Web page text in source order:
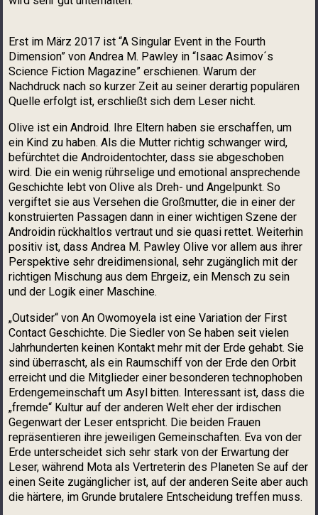
Erst im März 2017 ist “A Singular Event in the Fourth
Dimension” von Andrea M. Pawley in “Isaac Asimov´s
Science Fiction Magazine” erschienen. Warum der
Nachdruck nach so kurzer Zeit au seiner derartig populären
Quelle erfolgt ist, erschließt sich dem Leser nicht.
Olive ist ein Android. Ihre Eltern haben sie erschaffen, um
ein Kind zu haben. Als die Mutter richtig schwanger wird,
befürchtet die Androidentochter, dass sie abgeschoben
wird. Die ein wenig rührselige und emotional ansprechende
Geschichte lebt von Olive als Dreh- und Angelpunkt. So
vergiftet sie aus Versehen die Großmutter, die in einer der
konstruierten Passagen dann in einer wichtigen Szene der
Androidin rückhaltlos vertraut und sie quasi rettet. Weiterhin
positiv ist, dass Andrea M. Pawley Olive vor allem aus ihrer
Perspektive sehr dreidimensional, sehr zugänglich mit der
richtigen Mischung aus dem Ehrgeiz, ein Mensch zu sein
und der Logik einer Maschine.
„Outsider“ von An Owomoyela ist eine Variation der First
Contact Geschichte. Die Siedler von Se haben seit vielen
Jahrhunderten keinen Kontakt mehr mit der Erde gehabt. Sie
sind überrascht, als ein Raumschiff von der Erde den Orbit
erreicht und die Mitglieder einer besonderen technophoben
Erdengemeinschaft um Asyl bitten. Interessant ist, dass die
„fremde“ Kultur auf der anderen Welt eher der irdischen
Gegenwart der Leser entspricht. Die beiden Frauen
repräsentieren ihre jeweiligen Gemeinschaften. Eva von der
Erde unterscheidet sich sehr stark von der Erwartung der
Leser, während Mota als Vertreterin des Planeten Se auf der
einen Seite zugänglicher ist, auf der anderen Seite aber auch
die härtere, im Grunde brutalere Entscheidung treffen muss.